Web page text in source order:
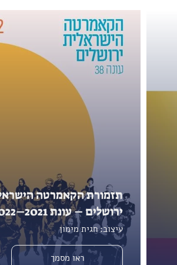
תזמורת הקאמרטה
ירושלים – עונת 2021–2022
עיצוב: חגית מימון
ראו מסמך